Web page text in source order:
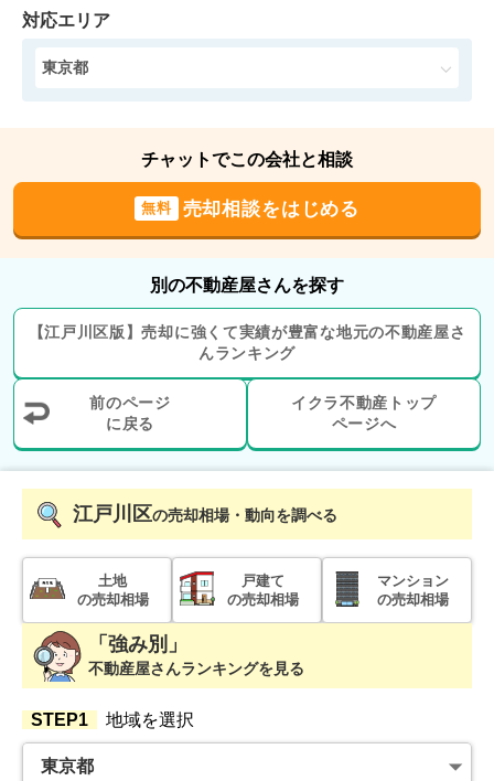
ジュウェル宇喜田エメラルドマンション
階数:7
1,200
階数:7階 専有面積:33㎡
1,800万円 2020年10月
階 25㎡
3,900万円
階数:2階 専有面積: 70㎡
5,900万円
勝どきザタワー
対応エリア
東京都
チャットでこの会社と相談
無料 売却相談をはじめる
別の不動産屋さんを探す
【江戸川区版】売却に強くて実績が豊富な地元の不動産屋さ
んランキング
前のページ
に戻る
イクラ不動産トップ
ページへ
江戸川区の売却相場・動向を調べる
土地
の売却相場
戸建て
の売却相場
マンション
の売却相場
「強み別」
不動産屋さんランキングを見る
STEP1 地域を選択